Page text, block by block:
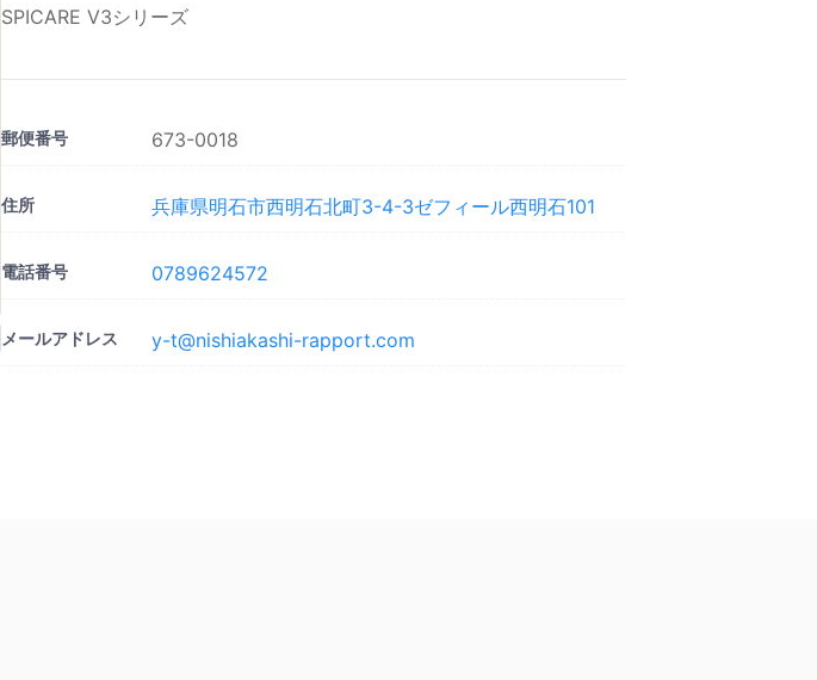
SPICARE V3シリーズ
郵便番号 673-0018
住所 兵庫県明石市西明石北町3-4-3ゼフィール西明石101
電話番号 0789624572
メールアドレス y-t@nishiakashi-rapport.com